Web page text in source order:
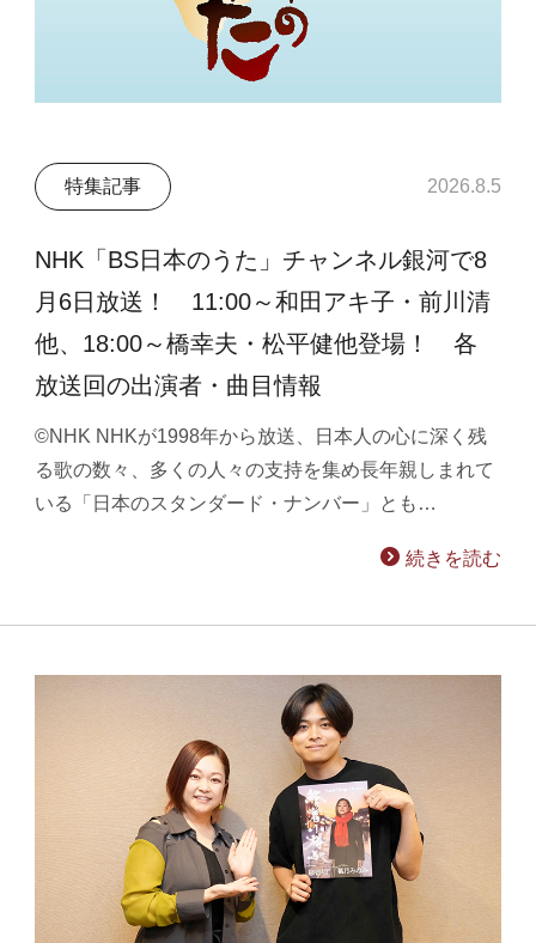
特集記事 2026.8.5
NHK「BS日本のうた」チャンネル銀河で8
月6日放送！ 11:00～和田アキ子・前川清
他、18:00～橋幸夫・松平健他登場！ 各
放送回の出演者・曲目情報
©NHK NHKが1998年から放送、日本人の心に深く残
る歌の数々、多くの人々の支持を集め長年親しまれて
いる「日本のスタンダード・ナンバー」とも…
続きを読む